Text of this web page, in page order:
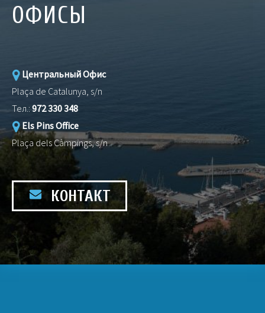
ОФИСЫ
Центральный Офис
Plaça de Catalunya, s/n
Тел.:972 330 348
Els Pins Office
Plaça dels Càmpings, s/n
КОНТАКТ